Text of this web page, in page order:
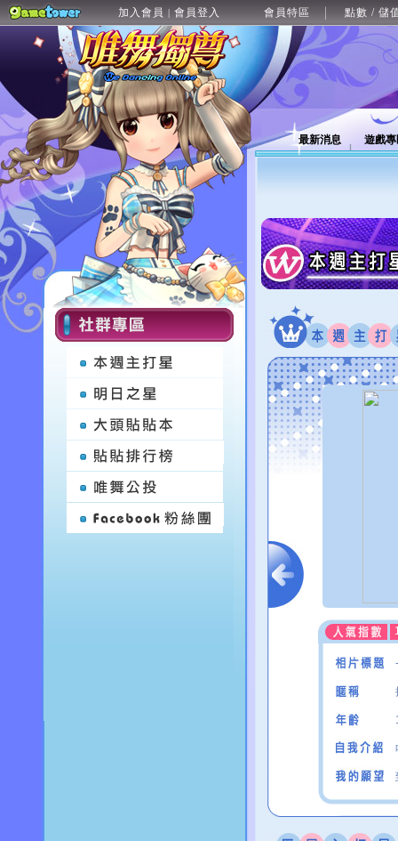
加入會員 | 會員登入 會員特區 點數 / 儲
最新消息 遊戲